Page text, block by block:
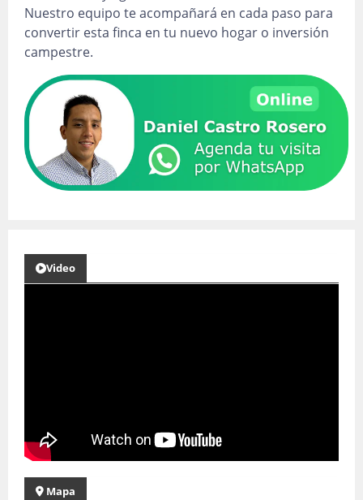
Nuestro equipo te acompañará en cada paso para
convertir esta finca en tu nuevo hogar o inversión
campestre.
Video
Mapa